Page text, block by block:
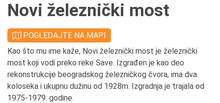
Novi železnički most
POGLEDAJTE NA MAPI
Kao što mu ime kaže, Novi železnički most je železnički
most koji vodi preko reke Save. Izgrađen je kao deo
rekonstrukcije beogradskog železničkog čvora, ima dva
koloseka i ukupnu dužinu od 1928m. Izgradnja je trajala od
1975-1979. godine.